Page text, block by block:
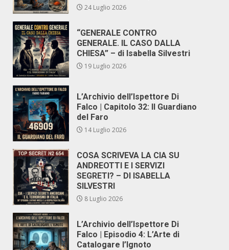
24 Luglio 2026
“GENERALE CONTRO
GENERALE. IL CASO DALLA
CHIESA” – di Isabella Silvestri
19 Luglio 2026
L’Archivio dell’Ispettore Di
Falco | Capitolo 32: Il Guardiano
del Faro
14 Luglio 2026
COSA SCRIVEVA LA CIA SU
ANDREOTTI E I SERVIZI
SEGRETI? – DI ISABELLA
SILVESTRI
8 Luglio 2026
L’Archivio dell’Ispettore Di
Falco | Episodio 4: L’Arte di
Catalogare l’Ignoto